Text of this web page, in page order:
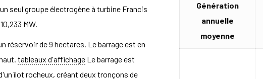
Génération
annuelle
moyenne
seul groupe électrogène à turbine Francis
MW.
réservoir de 9 hectares. Le barrage est en
tableaux d'affichageLe barrage est
îlot rocheux, créant deux tronçons de